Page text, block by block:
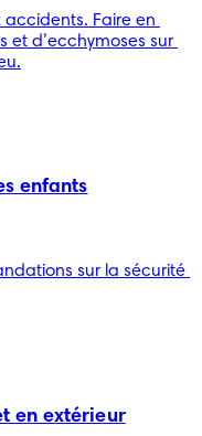
accidents. Faire en
et d’ecchymoses sur
enfants
sur la sécurité
en extérieur